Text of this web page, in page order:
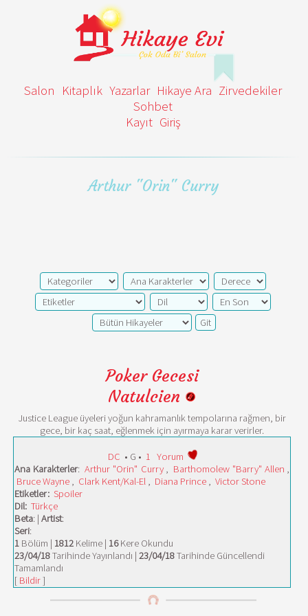
Salon Kitaplık Yazarlar Hikaye Ara Zirvedekiler
Sohbet
Kayıt Giriş
Arthur "Orin" Curry
Poker Gecesi
Natulcien
Justice League üyeleri yoğun kahramanlık tempolarına rağmen, bir
gece, bir kaç saat, eğlenmek için ayırmaya karar verirler.
DC • G • 1 Yorum
Ana Karakterler: Arthur "Orin" Curry , Barthomolew "Barry" Allen ,
Bruce Wayne , Clark Kent/Kal-El , Diana Prince , Victor Stone
Etiketler: Spoiler
Dil: Türkçe
Beta: | Artist:
Seri:
1 Bölüm | 1812 Kelime | 16Kere Okundu
23/04/18Tarihinde Yayınlandı | 23/04/18Tarihinde Güncellendi
Tamamlandı
[ Bildir]